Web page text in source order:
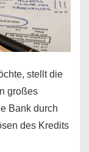
stellt die
großes
Bank durch
des Kredits